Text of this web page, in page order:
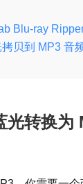
Blu-ray
贝到 MP3 音
光转换为